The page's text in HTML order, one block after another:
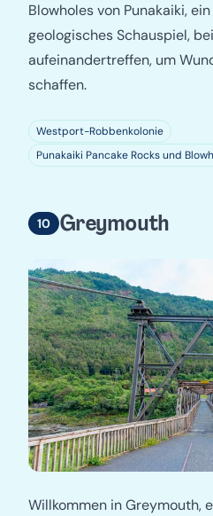
Blowholes von Punakaiki,
geologisches Schauspiel,
aufeinandertreffen, um
schaffen.
Westport-Robbenkolonie
Punakaiki Pancake Rocks und
Greymouth
Willkommen in Greymouth,